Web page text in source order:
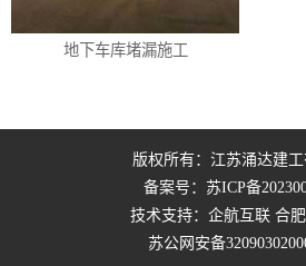
地下车库堵漏施工
版权所有：江苏涌达建工
备案号： 苏ICP备
技术支持：企航互联 合
苏公网安备